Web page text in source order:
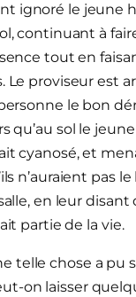
ignoré le jeune
continuant à
tout en
Le proviseur est
le bon
qu’au sol le
cyanosé, et
n’auraient pas le
en leur disant
partie de la vie.
telle chose a pu
on laisser